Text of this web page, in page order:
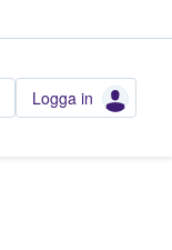
Logga in